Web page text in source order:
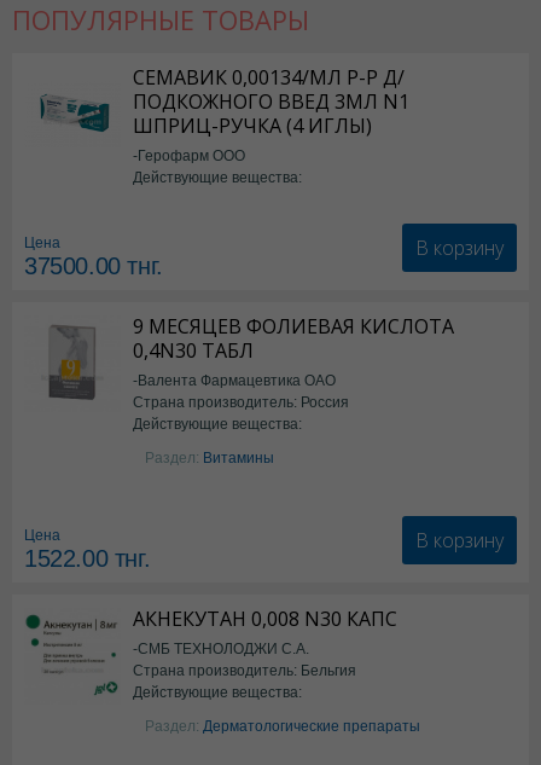
ПОПУЛЯРНЫЕ ТОВАРЫ
СЕМАВИК 0,00134/МЛ Р-Р Д/
ПОДКОЖНОГО ВВЕД 3МЛ N1
ШПРИЦ-РУЧКА (4 ИГЛЫ)
-Герофарм ООО
Действующие вещества:
Цена
37500.00тнг.
В корзину
9 МЕСЯЦЕВ ФОЛИЕВАЯ КИСЛОТА
0,4N30 ТАБЛ
-Валента Фармацевтика ОАО
Страна производитель: Россия
Действующие вещества:
фолиевая кислота
Раздел: Витамины
Цена
1522.00тнг.
В корзину
АКНЕКУТАН 0,008 N30 КАПС
-СМБ ТЕХНОЛОДЖИ С.А.
Страна производитель: Бельгия
Действующие вещества:
Изотретиноин
Раздел: Дерматологические препараты